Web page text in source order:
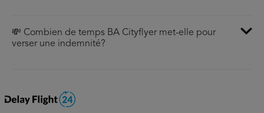
💸 Combien de temps BA Cityflyer met-elle pour
verser une indemnité?